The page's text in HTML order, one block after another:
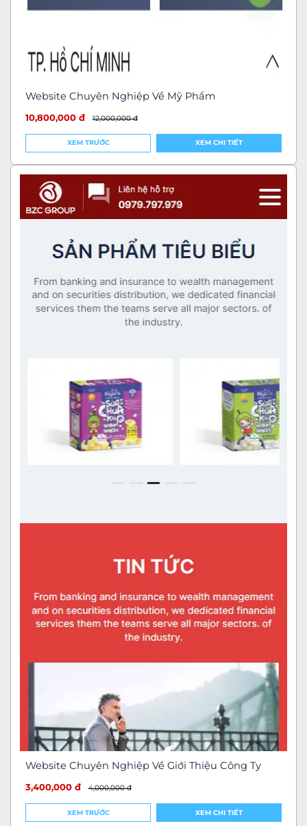
Website Chuyên Nghiệp Về Mỹ Phẩm
10,800,000 đ 12,000,000 đ
XEM TRƯỚC XEM CHI TIẾT
Website Chuyên Nghiệp Về Giới Thiệu Công Ty
3,400,000 đ 4,000,000 đ
XEM TRƯỚC XEM CHI TIẾT